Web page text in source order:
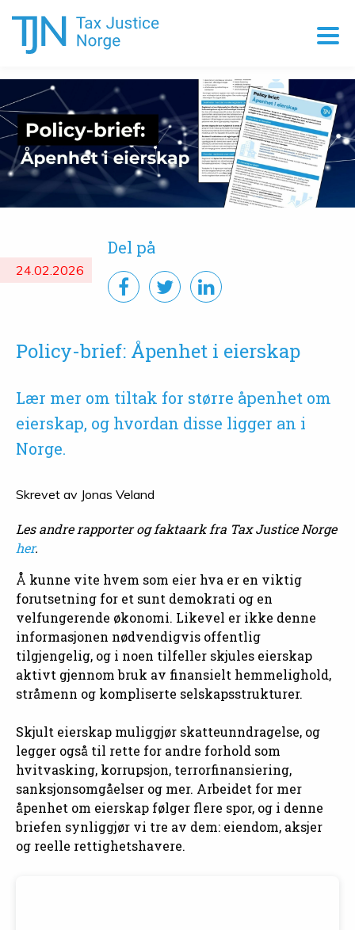
24.02.2026
Del på
Policy-brief: Åpenhet i eierskap
Lær mer om tiltak for større åpenhet om
eierskap, og hvordan disse ligger an i
Norge.
Skrevet av Jonas Veland
Les andre rapporter og faktaark fra Tax Justice Norge
her.
Å kunne vite hvem som eier hva er en viktig
forutsetning for et sunt demokrati og en
velfungerende økonomi. Likevel er ikke denne
informasjonen nødvendigvis offentlig
tilgjengelig, og i noen tilfeller skjules eierskap
aktivt gjennom bruk av finansielt hemmelighold,
stråmenn og kompliserte selskapsstrukturer.
Skjult eierskap muliggjør skatteunndragelse, og
legger også til rette for andre forhold som
hvitvasking, korrupsjon, terrorfinansiering,
sanksjonsomgåelser og mer. Arbeidet for mer
åpenhet om eierskap følger flere spor, og i denne
briefen synliggjør vi tre av dem: eiendom, aksjer
og reelle rettighetshavere.